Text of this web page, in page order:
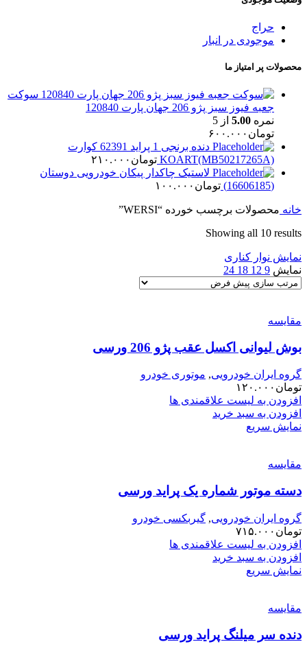
حراج
موجودی در انبار
محصولات پر امتیاز ما
سوکت
جعبه فیوز سبز پژو 206 جهان پارت 120840
نمره 5.00 از 5
تومان ۶۰۰.۰۰۰
دنده برنجی 1 پراید 62391 کوارت
KOART(MB50217265A) تومان ۲۱۰.۰۰۰
لاستیک چاکدار پیکان خودرویی دوستان
(16606185)
تومان ۱۰۰.۰۰۰
خانه محصولات برچسب خورده “WERSI”
Showing all 10 results
نمایش نوار کناری
نمایش 9
12
18
24
مقایسه
بوش لیوانی اکسل عقب پژو 206 ورسی
گروه ایران خودرویی, موتوری خودرو
تومان ۱۲۰.۰۰۰
افزودن به لیست علاقمندی ها
افزودن به سبد خرید
نمایش سریع
مقایسه
دسته موتور شماره یک پراید ورسی
گروه ایران خودرویی, گیربکسی خودرو
تومان ۷۱۵.۰۰۰
افزودن به لیست علاقمندی ها
افزودن به سبد خرید
نمایش سریع
مقایسه
دنده سر میلنگ پراید ورسی